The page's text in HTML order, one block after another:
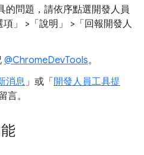
的問題，請依序點選開發人員
」 >「說明」
>「回報開發人
@ChromeDevTools。
消息 」或「開發人員工具提
言。